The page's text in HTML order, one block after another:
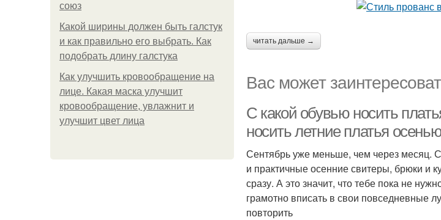
союз
Какой ширины должен быть галстук
и как правильно его выбрать. Как
подобрать длину галстука
Как улучшить кровообращение на
лице. Какая маска улучшит
кровообращение, увлажнит и
улучшит цвет лица
читать дальше →
Вас может
С какой обувью носить
носить летние платья
Сентябрь уже меньше, чем через месяц.
и практичные осенние свитеры, брюки и
сразу. А это значит, что тебе пока не
грамотно вписать в свои повседневные
повторить